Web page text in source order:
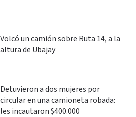
Volcó un camión sobre Ruta 14, a la
altura de Ubajay
Detuvieron a dos mujeres por
circular en una camioneta robada:
les incautaron $400.000